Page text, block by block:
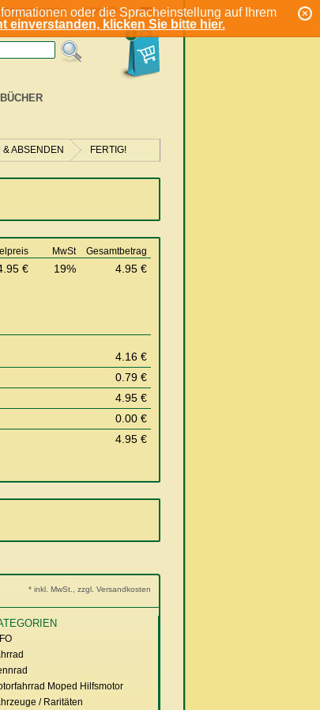
oder die Spracheinstellung auf Ihrem
einverstanden, klicken Sie bitte hier.
KONTO
BÜCHER
ABSENDEN FERTIG!
MwSt Gesamtbetrag
€ 19% 4.95 €
4.16 €
0.79 €
4.95 €
0.00 €
4.95 €
* inkl. MwSt., zzgl. Versandkosten
Moped Hilfsmotor
/ Raritäten